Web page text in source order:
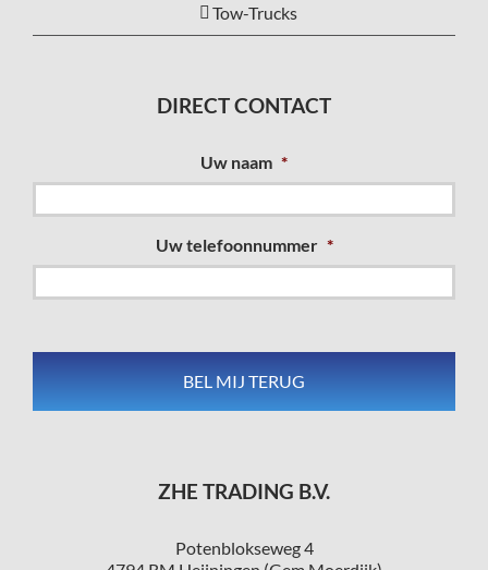
Tow-Trucks
DIRECT CONTACT
Uw naam *
Uw telefoonnummer *
ZHE TRADING B.V.
Potenblokseweg 4